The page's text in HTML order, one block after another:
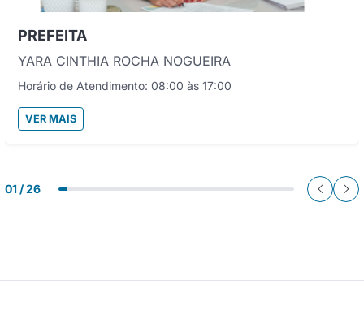
PREFEITA
YARA CINTHIA ROCHA NOGUEIRA
Horário de Atendimento: 08:00 às 17:00
VER MAIS
01 / 26